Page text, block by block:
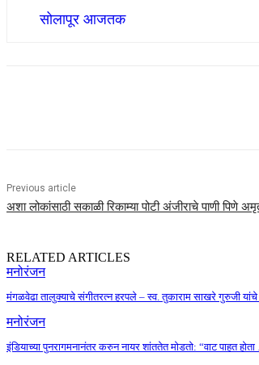
सोलापूर आजतक
Previous article
अशा लोकांसाठी सकाळी रिकाम्या पोटी अंजीराचे पाणी पिणे
RELATED ARTICLES
मनोरंजन
मंगळवेढा तालुक्याचे संगीतरत्न हरपले – स्व. तुकाराम साखरे गुरुजी
मनोरंजन
इंडियाच्या पुनरागमनानंतर करुन नायर शांततेत मोडतो: “वाट पाहत